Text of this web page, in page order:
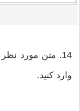
14. متن مورد
وارد کنید.